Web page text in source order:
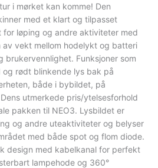
i mørket kan komme! Den
med et klart og tilpasset
for løping og andre aktiviteter med
av vekt mellom hodelykt og batteri
brukervennlighet. Funksjoner som
rødt blinkende lys bak på
både i bybildet, på
utmerkede pris/ytelsesforhold
pakken til NEO3. Lysbildet er
og andre uteaktiviteter og belyser
med både spot og flom diode.
design med kabelkanal for perfekt
lampehode og 360°